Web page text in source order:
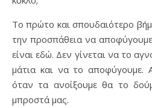
Το πρώτο και σπουδαιότερο
την προσπάθεια να
είναι εδώ. Δεν γίνεται να το
μάτια και να το αποφύγουμε.
όταν τα ανοίξουμε θα το
μπροστά μας.